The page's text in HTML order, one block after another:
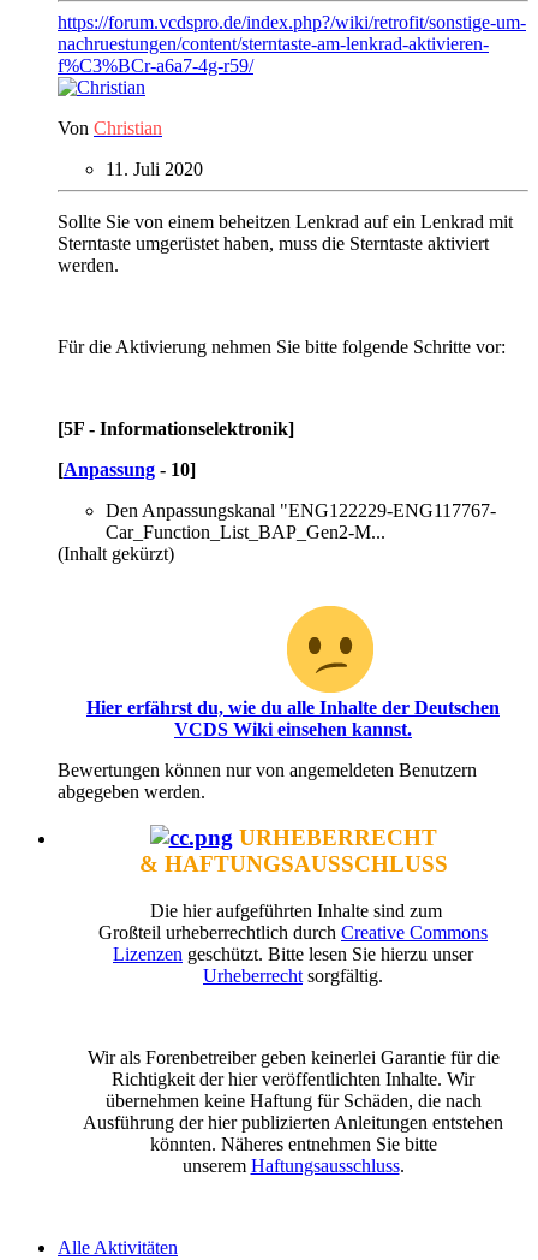
https://forum.vcdspro.de/index.php?/wiki/retrofit/sonstige-um-
nachruestungen/content/sterntaste-am-lenkrad-aktivieren-
f%C3%BCr-a6a7-4g-r59/
Von Christian
11. Juli 2020
Sollte Sie von einem beheitzen Lenkrad auf ein Lenkrad mit
Sterntaste umgerüstet haben, muss die Sterntaste aktiviert
werden.
Für die Aktivierung nehmen Sie bitte folgende Schritte vor:
[5F - Informationselektronik]
[Anpassung - 10]
Den Anpassungskanal "ENG122229-ENG117767-
Car_Function_List_BAP_Gen2-M...
(Inhalt gekürzt)
Hier erfährst du, wie du alle Inhalte der Deutschen
VCDS Wiki einsehen kannst.
Bewertungen können nur von angemeldeten Benutzern
abgegeben werden.
URHEBERRECHT
& HAFTUNGSAUSSCHLUSS
Die hier aufgeführten Inhalte sind zum
Großteil urheberrechtlich durch Creative Commons
Lizenzen geschützt. Bitte lesen Sie hierzu unser
Urheberrecht sorgfältig.
Wir als Forenbetreiber geben keinerlei Garantie für die
Richtigkeit der hier veröffentlichten Inhalte. Wir
übernehmen keine Haftung für Schäden, die nach
Ausführung der hier publizierten Anleitungen entstehen
könnten. Näheres entnehmen Sie bitte
unserem Haftungsausschluss.
Alle Aktivitäten